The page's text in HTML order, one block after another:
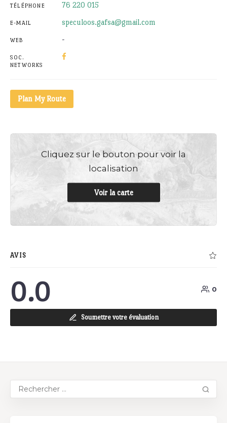
TÉLÉPHONE 76 220 015
E-MAIL speculoos.gafsa@gmail.com
WEB -
SOC.
NETWORKS
Plan My Route
Cliquez sur le bouton pour voir la
localisation
Voir la carte
AVIS
0.0 0
Soumettre votre évaluation